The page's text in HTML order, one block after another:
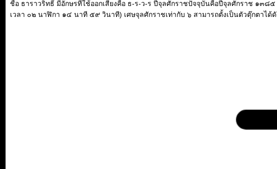
ชื่อ ธาราวริทธิ์ มีอักษรที่ใช้ออกเสียงคือ ธ-ร-ว-ร ปีจุลศักราชปัจจุบันคือปีจุลศักราช ๑๓
เวลา ๐๒ นาฬิกา ๑๔ นาที ๕๙ วินาที) เศษจุลศักราชเท่ากับ ๖ สามารถตั้งเป็นตัวตุ๊กตาได้